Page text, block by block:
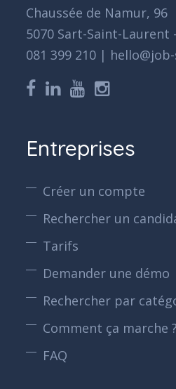
Chaussée de Namur, 96
5070 Sart-Saint-Laurent
081 399 210 |
Entreprises
Créer un compte
Rechercher un
Tarifs
Demander une démo
Rechercher par
Comment ça marche ?
FAQ